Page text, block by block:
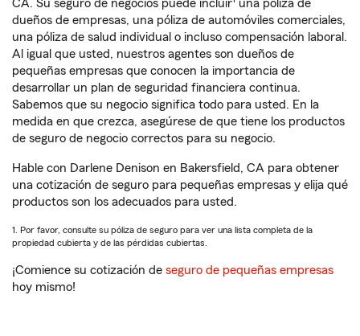
CA. Su seguro de negocios puede incluir una póliza de
dueños de empresas, una póliza de automóviles comerciales,
una póliza de salud individual o incluso compensación laboral.
Al igual que usted, nuestros agentes son dueños de
pequeñas empresas que conocen la importancia de
desarrollar un plan de seguridad financiera continua.
Sabemos que su negocio significa todo para usted. En la
medida en que crezca, asegúrese de que tiene los productos
de seguro de negocio correctos para su negocio.
Hable con Darlene Denison en Bakersfield, CA para obtener
una cotización de seguro para pequeñas empresas y elija qué
productos son los adecuados para usted.
1. Por favor, consulte su póliza de seguro para ver una lista completa de la
propiedad cubierta y de las pérdidas cubiertas.
¡Comience su cotización de seguro de pequeñas empresas
hoy mismo!